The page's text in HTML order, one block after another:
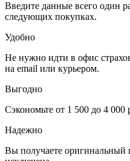
Введите данные всего один
следующих покупках.
Удобно
Не нужно идти в офис
на email или курьером.
Выгодно
Сэкономьте от 1 500 до 4
Надежно
Вы получаете оригинальный